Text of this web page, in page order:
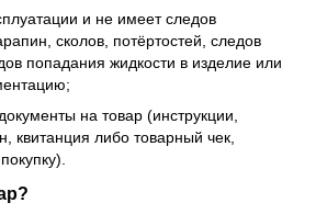
и не имеет следов
сколов, потёртостей, следов
попадания жидкости в изделие или
на товар (инструкции,
квитанция либо товарный чек,